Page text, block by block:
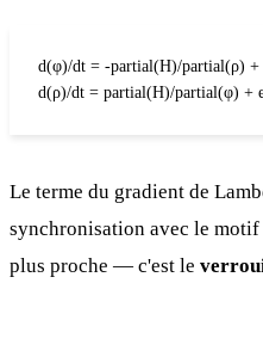
d(φ)/dt = -partial(H)/partial(ρ)
d(ρ)/dt = partial(H)/partial(φ) +
Le terme du gradient de
synchronisation avec le motif
plus proche — c'est le